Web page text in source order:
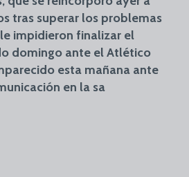
tras superar los problemas
impidieron finalizar el
domingo ante el Atlético
esta mañana ante
en la sa